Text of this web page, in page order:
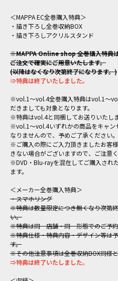
＜MAPPA EC全巻購入特典＞
・描き下ろし全巻収納BOX
・描き下ろしアクリルスタンド
※MAPPA Online shop 全巻購入特典
ご注文で確実にご用意いたします。
(以降はなくなり次第終了になります。)
⇒特典は終了いたしました。
※vol.1～vol.4全巻購入特典はvol.1～
だきましても対象となります。
※特典はvol.4と同梱してお送りいたしま
※vol.1～vol.4いずれかの商品をキャン
なりませんので、予めご了承ください。
※ご購入の際にご入力頂きましたお客
きない場合がございますので、ご注意く
※DVD・Blu-rayを混在してご購入され
ます。
＜メーカー全巻購入特典＞
・スマホリング
※特典は数量限定につき無くなり次第
い。
※特典は同一店舗・同一形態でのご予
※特典仕様・特典内容・デザイン等は
す。
※その他注意事項は全巻収納BOX同様
⇒特典は終了いたしました。